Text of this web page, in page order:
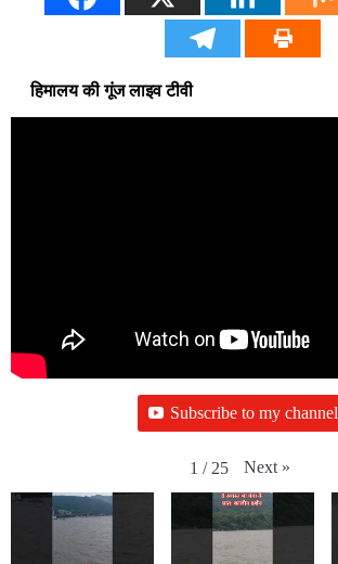
हिमालय की गूंज लाइव टीवी
Subscribe to my channel
1 / 25 Next »